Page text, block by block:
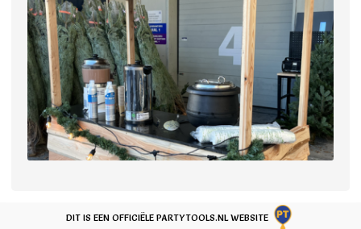
DIT IS EEN OFFICIËLE PARTYTOOLS.NL WEBSITE